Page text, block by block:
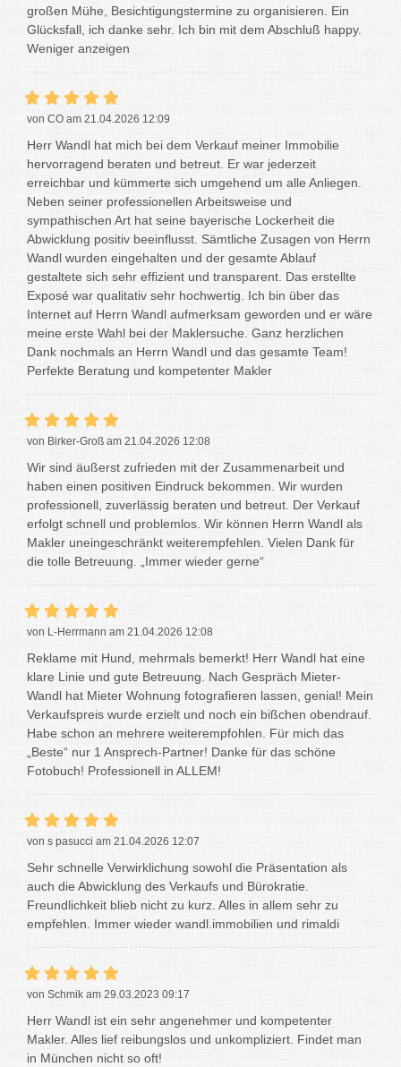
großen Mühe, Besichtigungstermine zu organisieren. Ein
Glücksfall, ich danke sehr. Ich bin mit dem Abschluß happy.
Weniger anzeigen
von CO am 21.04.2026 12:09
Herr Wandl hat mich bei dem Verkauf meiner Immobilie
hervorragend beraten und betreut. Er war jederzeit
erreichbar und kümmerte sich umgehend um alle Anliegen.
Neben seiner professionellen Arbeitsweise und
sympathischen Art hat seine bayerische Lockerheit die
Abwicklung positiv beeinflusst. Sämtliche Zusagen von Herrn
Wandl wurden eingehalten und der gesamte Ablauf
gestaltete sich sehr effizient und transparent. Das erstellte
Exposé war qualitativ sehr hochwertig. Ich bin über das
Internet auf Herrn Wandl aufmerksam geworden und er wäre
meine erste Wahl bei der Maklersuche. Ganz herzlichen
Dank nochmals an Herrn Wandl und das gesamte Team!
Perfekte Beratung und kompetenter Makler
von Birker-Groß am 21.04.2026 12:08
Wir sind äußerst zufrieden mit der Zusammenarbeit und
haben einen positiven Eindruck bekommen. Wir wurden
professionell, zuverlässig beraten und betreut. Der Verkauf
erfolgt schnell und problemlos. Wir können Herrn Wandl als
Makler uneingeschränkt weiterempfehlen. Vielen Dank für
die tolle Betreuung. „Immer wieder gerne“
von L-Herrmann am 21.04.2026 12:08
Reklame mit Hund, mehrmals bemerkt! Herr Wandl hat eine
klare Linie und gute Betreuung. Nach Gespräch Mieter-
Wandl hat Mieter Wohnung fotografieren lassen, genial! Mein
Verkaufspreis wurde erzielt und noch ein bißchen obendrauf.
Habe schon an mehrere weiterempfohlen. Für mich das
„Beste“ nur 1 Ansprech-Partner! Danke für das schöne
Fotobuch! Professionell in ALLEM!
von s pasucci am 21.04.2026 12:07
Sehr schnelle Verwirklichung sowohl die Präsentation als
auch die Abwicklung des Verkaufs und Bürokratie.
Freundlichkeit blieb nicht zu kurz. Alles in allem sehr zu
empfehlen. Immer wieder wandl.immobilien und rimaldi
von Schmik am 29.03.2023 09:17
Herr Wandl ist ein sehr angenehmer und kompetenter
Makler. Alles lief reibungslos und unkompliziert. Findet man
in München nicht so oft!